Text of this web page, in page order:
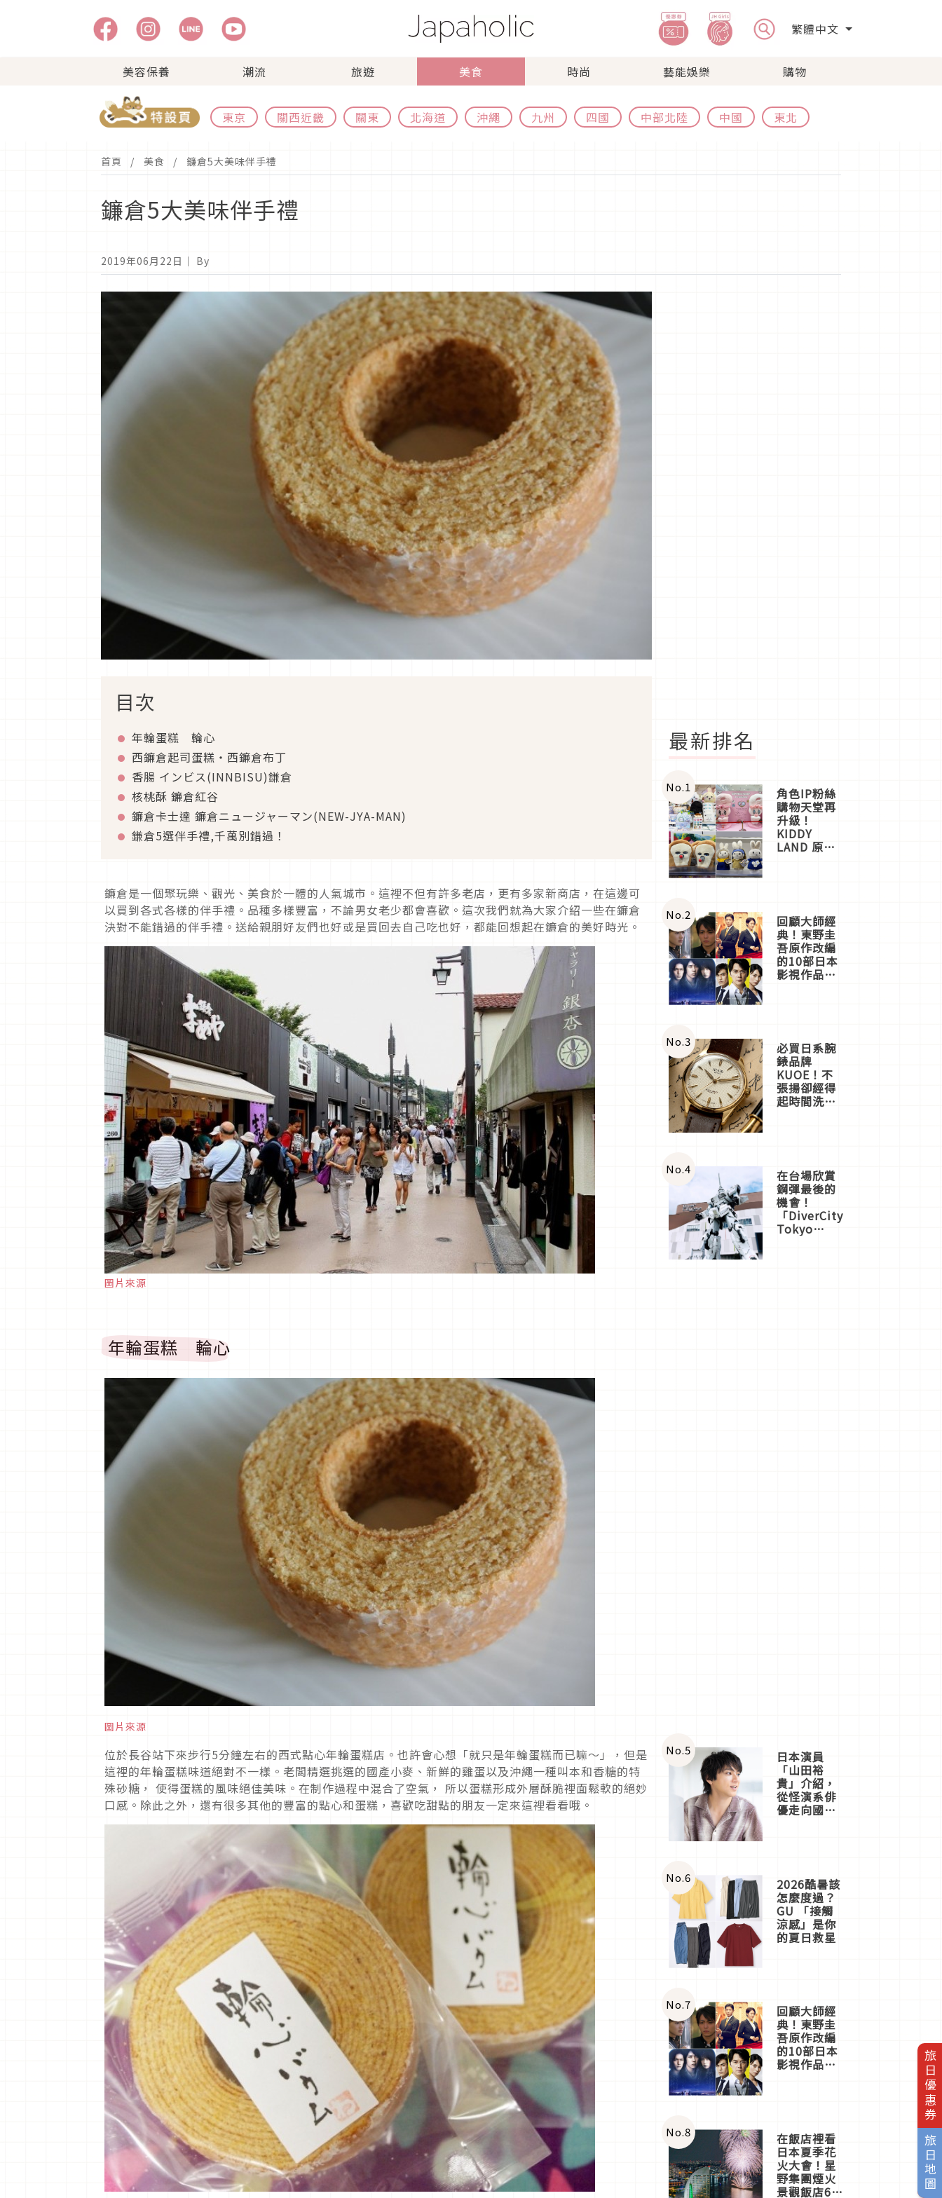
繁體中文
美容保養 潮流 旅遊 美食 時尚 藝能娛樂 購物
東京 關西近畿 關東 北海道 沖繩 九州 四國 中部北陸 中國 東北
旅日優惠券
旅日地圖
首頁 美食 鐮倉5大美味伴手禮
鐮倉5大美味伴手禮
2019年06月22日 ｜ By
目次
年輪蛋糕 輪心
西鐮倉起司蛋糕・西鐮倉布丁
香腸 インビス(INNBISU)鎌倉
核桃酥 鐮倉紅谷
鐮倉卡士達 鐮倉ニュージャーマン(NEW-JYA-MAN)
鎌倉5選伴手禮,千萬別錯過！
鐮倉是一個聚玩樂、觀光、美食於一體的人氣城市。這裡不但有許多老店，更有多家新商店，在這邊可
以買到各式各樣的伴手禮。品種多樣豐富，不論男女老少都會喜歡。這次我們就為大家介紹一些在鐮倉
決對不能錯過的伴手禮。送給親朋好友們也好或是買回去自己吃也好，都能回想起在鐮倉的美好時光。
圖片來源
年輪蛋糕 輪心
圖片來源
位於長谷站下來步行5分鐘左右的西式點心年輪蛋糕店。也許會心想「就只是年輪蛋糕而已嘛～」，但是
這裡的年輪蛋糕味道絕對不一樣。老闆精選挑選的國產小麥、新鮮的雞蛋以及沖繩一種叫本和香糖的特
殊砂糖， 使得蛋糕的風味絕佳美味。在制作過程中混合了空氣， 所以蛋糕形成外層酥脆裡面鬆軟的絕妙
口感。除此之外，還有很多其他的豐富的點心和蛋糕，喜歡吃甜點的朋友一定來這裡看看哦。
最新排名
No.1 角色IP粉絲
購物天堂再
升級！
KIDDY
LAND 原宿
店3分即達
No.2 回顧大師經
典！東野圭
吾原作改編
的10部日本
影視作品推
No.3 必買日系腕
錶品牌
KUOE！不
張揚卻經得
起時間洗鍊
No.4 在台場欣賞
鋼彈最後的
機會！
「DiverCity
Tokyo
No.5 日本演員
「山田裕
貴」介紹，
從怪演系俳
優走向國民
No.6 2026酷暑該
怎麼度過？
GU 「接觸
涼感」是你
的夏日救星
No.7 回顧大師經
典！東野圭
吾原作改編
的10部日本
影視作品推
No.8 在飯店裡看
日本夏季花
火大會！星
野集團煙火
景觀飯店6